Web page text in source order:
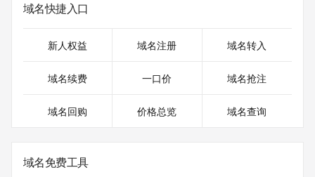
域名快捷入口
新人权益 域名注册 域名转入
域名续费 一口价 域名抢注
域名回购 价格总览 域名查询
域名免费工具